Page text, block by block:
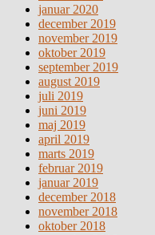
januar 2020
december 2019
november 2019
oktober 2019
september 2019
august 2019
juli 2019
juni 2019
maj 2019
april 2019
marts 2019
februar 2019
januar 2019
december 2018
november 2018
oktober 2018